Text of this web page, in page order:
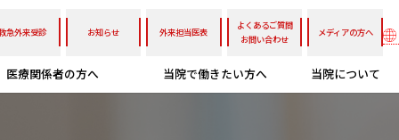
急外来受診 お知らせ 外来担当医表
よくあるご質問
お問い合わせ
メディアの方へ
医療関係者の方へ 当院で働きたい方へ 当院について